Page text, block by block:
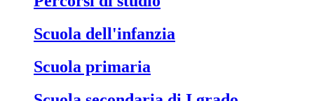
Scuola dell'infanzia
Scuola primaria